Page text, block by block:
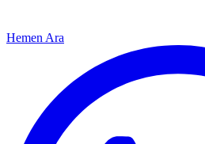
Hemen Ara